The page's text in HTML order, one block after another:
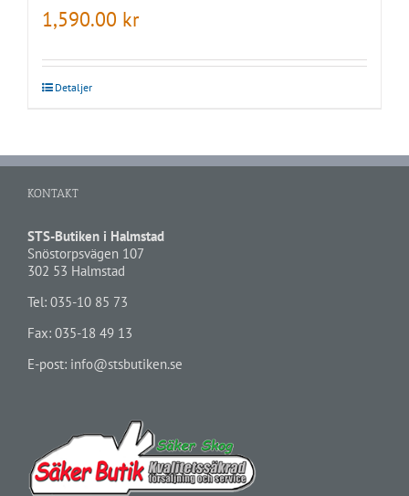
1,590.00 kr
Detaljer
KONTAKT
STS-Butiken i Halmstad
Snöstorpsvägen 107
302 53 Halmstad
Tel: 035-10 85 73
Fax: 035-18 49 13
E-post: info@stsbutiken.se